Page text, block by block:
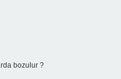
bozulur ?